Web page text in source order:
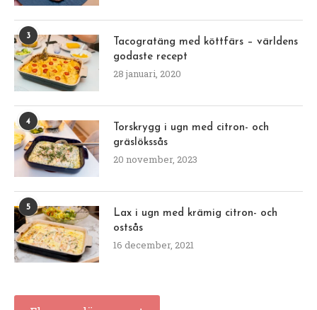
3
Tacogratäng med köttfärs – världens
godaste recept
28 januari, 2020
4
Torskrygg i ugn med citron- och
gräslökssås
20 november, 2023
5
Lax i ugn med krämig citron- och
ostsås
16 december, 2021